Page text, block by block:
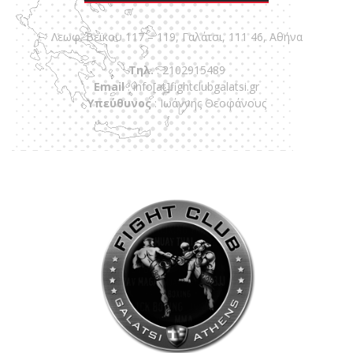
επιτυχία
πραγματοποιήθηκε το
κλειστό σεμινάριο
Brazilian Jiu-Jitsu με τον
Grand Master Reyson
Gracie στο Fight Club
Κορυφαίος
Βραζιλιάνος προπονητής
Reyson Gracie Red Belt 9th
Degree, σε σεμινάριο BJJ
για λίγους, στο Fight Club
Λεωφ. Βεϊκου 117 – 119, Γαλάτσι, 111 46, Αθήνα
Τηλ.: 2102915489
Email:info[at]fightclubgalatsi.gr
Υπεύθυνος: Ιωάννης Θεοφάνους